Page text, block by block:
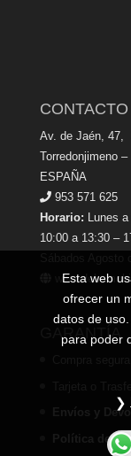
CONTACTO
Av. de Jaén, 47,
Torredonjimeno –
ESPAÑA
953 571 625
Horario: Lunes
10:00 a 13:30 –
GARANTÍA
Compra
Envíos y
Política de
Esta web
ofrecer un
datos de
para poder